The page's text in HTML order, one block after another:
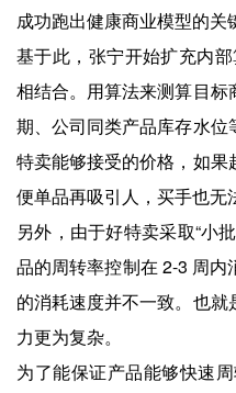
成功跑出健康商业模型的关
基于此，张宁开始扩充内
相结合。用算法来测算目
期、公司同类产品库存水
特卖能够接受的价格，如果
便单品再吸引人，买手也无
另外，由于好特卖采取“小
品的周转率控制在 2-3 周
的消耗速度并不一致。也
力更为复杂。
为了能保证产品能够快速